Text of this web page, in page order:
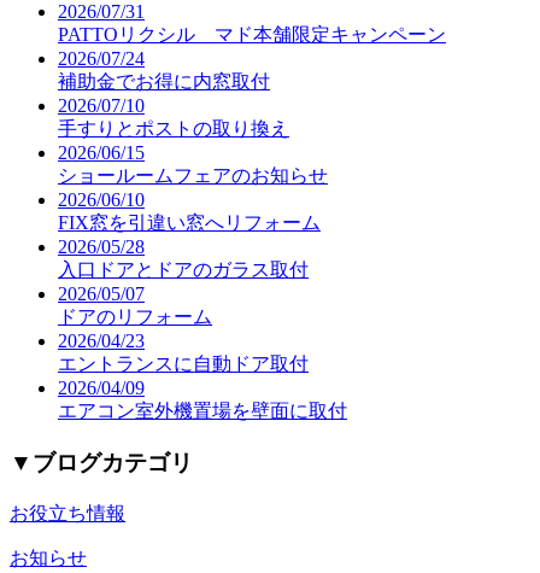
2026/07/31
PATTOリクシル マド本舗限定キャンペーン
2026/07/24
補助金でお得に内窓取付
2026/07/10
手すりとポストの取り換え
2026/06/15
ショールームフェアのお知らせ
2026/06/10
FIX窓を引違い窓へリフォーム
2026/05/28
入口ドアとドアのガラス取付
2026/05/07
ドアのリフォーム
2026/04/23
エントランスに自動ドア取付
2026/04/09
エアコン室外機置場を壁面に取付
▼ ブログカテゴリ
お役立ち情報
お知らせ